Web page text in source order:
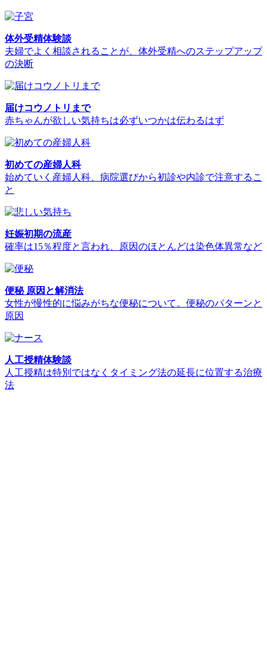
体外受精体験談
夫婦でよく相談されることが、体外受精へのステップアップ
の決断
届けコウノトリまで
赤ちゃんが欲しい気持ちは必ずいつかは伝わるはず
初めての産婦人科
始めていく産婦人科、病院選びから初診や内診で注意するこ
と
妊娠初期の流産
確率は15％程度と言われ、原因のほとんどは染色体異常など
便秘 原因と解消法
女性が慢性的に悩みがちな便秘について。便秘のパターンと
原因
人工授精体験談
人工授精は特別ではなくタイミング法の延長に位置する治療
法